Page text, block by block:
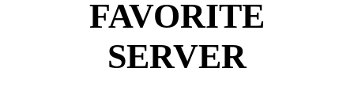
FAVORITE
SERVER